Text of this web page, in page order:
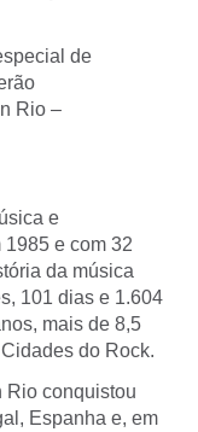
de
Rio –
e
e com 32
da música
101 dias e 1.604
mais de 8,5
do Rock.
Rio conquistou
Espanha e, em